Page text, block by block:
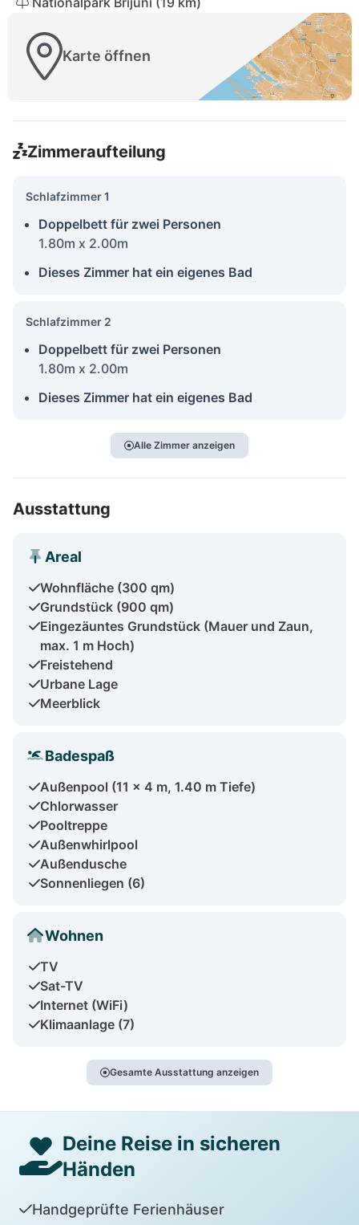
Karte öffnen
Zimmeraufteilung
Schlafzimmer 1
Doppelbett für zwei Personen
1.80m x 2.00m
Dieses Zimmer hat ein eigenes Bad
Schlafzimmer 2
Doppelbett für zwei Personen
1.80m x 2.00m
Dieses Zimmer hat ein eigenes Bad
Alle Zimmer anzeigen
Ausstattung
Areal
Wohnfläche (300 qm)
Grundstück (900 qm)
Eingezäuntes Grundstück (Mauer und Zaun,
max. 1 m Hoch)
Freistehend
Urbane Lage
Meerblick
Badespaß
Außenpool (11 x 4 m, 1.40 m Tiefe)
Chlorwasser
Pooltreppe
Außenwhirlpool
Außendusche
Sonnenliegen (6)
Wohnen
TV
Sat-TV
Internet (WiFi)
Klimaanlage (7)
Gesamte Ausstattung anzeigen
Deine Reise in sicheren
Händen
Handgeprüfte Ferienhäuser